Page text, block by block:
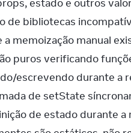
estado e outros
de bibliotecas
a memoização manual
puros verificando
escrevendo durante a
de setState
de estado durante a